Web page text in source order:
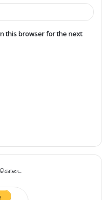
this browser for the next